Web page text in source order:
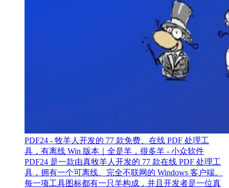
PDF24 - 牧羊人开发的 77 款免费、在线 PDF 处理工
具，有离线 Win 版本｜全是羊，很多羊 - 小众软件
PDF24 是一款由真牧羊人开发的 77 款在线 PDF 处理工
具，拥有一个可离线、完全不联网的 Windows 客户端。
每一项工具图标都有一只羊构成，并且开发者是一位真